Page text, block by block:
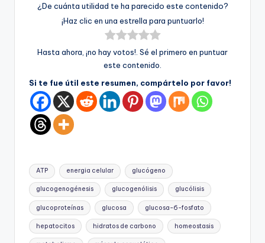
¿De cuánta utilidad te ha parecido este contenido?
¡Haz clic en una estrella para puntuarlo!
Hasta ahora, ¡no hay votos!. Sé el primero en puntuar
este contenido.
Si te fue útil este resumen, compártelo por favor!
Etiquetas:
ATP energia celular glucógeno
glucogenogénesis glucogenólisis glucólisis
glucoproteínas glucosa glucosa-6-fosfato
hepatocitos hidratos de carbono homeostasis